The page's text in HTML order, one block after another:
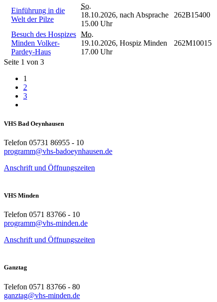
Einführung in die
Welt der Pilze
So.
18.10.2026,
15.00 Uhr
nach Absprache 262B15400
Besuch des Hospizes
Minden Volker-
Pardey-Haus
Mo.
19.10.2026,
17.00 Uhr
Hospiz Minden 262M10015
Seite 1 von 3
1
2
3
VHS Bad Oeynhausen
Telefon 05731 86955 - 10
programm@vhs-badoeynhausen.de
Anschrift und Öffnungszeiten
VHS Minden
Telefon 0571 83766 - 10
programm@vhs-minden.de
Anschrift und Öffnungszeiten
Ganztag
Telefon 0571 83766 - 80
ganztag@vhs-minden.de